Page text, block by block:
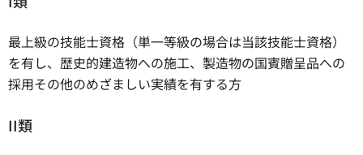
最上級の技能士資格（単一等級の場合は当該技能士資格）
を有し、歴史的建造物への施工、製造物の国賓贈呈品への
採用その他のめざましい実績を有する方
II類